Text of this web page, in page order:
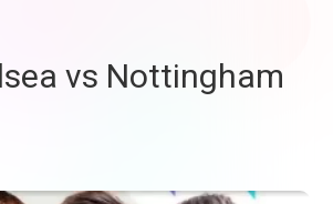
vs Nottingham